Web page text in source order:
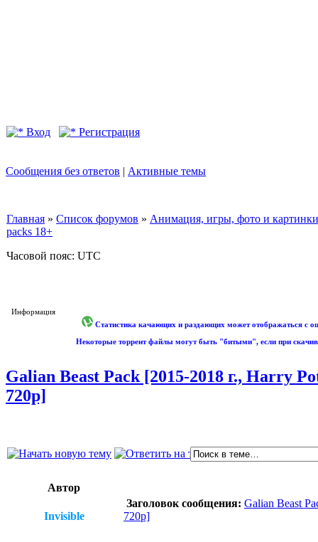
Вход Регистрация
Сообщения без ответов | Активные темы
Главная » Список форумов » Анимация, игры, фото и картинки
packs 18+
Часовой пояс: UTC
Информация
Статистика качающих и раздающих может отображаться с
Некоторые торрент файлы могут быть "битыми", если при
Galian Beast Pack [2015-2018 г., Harry
720p]
Автор
Invisible
Заголовок сообщения: Galian Beast
720p]